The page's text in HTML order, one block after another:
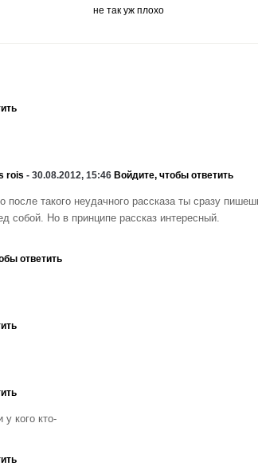
не так уж плохо
rois - 30.08.2012, 15:46 Войдите, чтобы ответить
такого неудачного рассказа ты сразу
собой. Но в принципе рассказ интересный.
ответить
у кого кто-